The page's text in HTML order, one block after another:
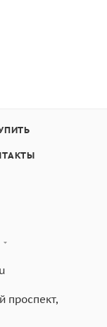
проспект,